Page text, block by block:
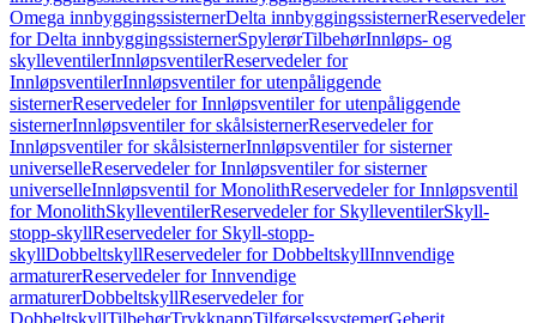
Omega innbyggingssisternerDelta innbyggingssisternerReservedeler
for Delta innbyggingssisternerSpylerørTilbehørInnløps- og
skylleventilerInnløpsventilerReservedeler for
InnløpsventilerInnløpsventiler for utenpåliggende
sisternerReservedeler for Innløpsventiler for utenpåliggende
sisternerInnløpsventiler for skålsisternerReservedeler for
Innløpsventiler for skålsisternerInnløpsventiler for sisterner
universelleReservedeler for Innløpsventiler for sisterner
universelleInnløpsventil for MonolithReservedeler for Innløpsventil
for MonolithSkylleventilerReservedeler for SkylleventilerSkyll-
stopp-skyllReservedeler for Skyll-stopp-
skyllDobbeltskyllReservedeler for DobbeltskyllInnvendige
armaturerReservedeler for Innvendige
armaturerDobbeltskyllReservedeler for
DobbeltskyllTilbehørTrykknappTilførselssystemerGeberit